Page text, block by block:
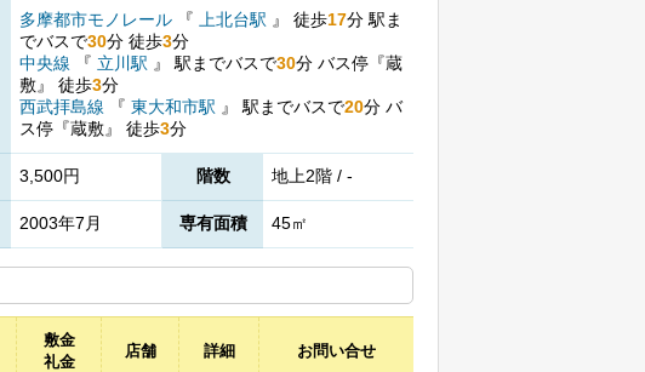
多摩都市モノレール 『 上北台駅 』 徒歩17分 駅ま
でバスで30分 徒歩3分
中央線
『 立川駅 』 駅までバスで30分 バス停『蔵
敷』 徒歩3分
西武拝島線
『 東大和市駅 』 駅までバスで20分 バ
ス停『蔵敷』 徒歩3分
3,500円 階数 地上2階 / -
2003年7月 専有面積 45㎡
敷金
礼金
店舗 詳細 お問い合せ